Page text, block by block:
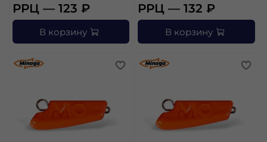
РРЦ — 123 ₽
В корзину
РРЦ — 132 ₽
В корзину